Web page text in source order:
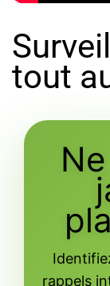
tout
rappels